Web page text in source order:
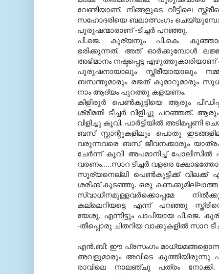
വേണ്ടിയാണ്. നിങ്ങളുടെ വീട്ടിലെ
സഹോദരിയെ ബലാത്സംഗം
പുരുഷന്മാരാണ് -ടീച്ചര്‍ പറഞ്ഞു.
പി.ജെ. കുര്യനും പി.കെ.
ഭരിക്കുന്നത്. അത് ഓര്‍ക്കുമ്പോള്‍
അഭിമാനം നഷ്ടപ്പെട്ട
പുരുഷനായാലും സ്ത്രീയായാലും
ബസന്തുമാരും രജത് കുമാറുമാരും
നാം ആദ്യം പുറത്തു കളയണം.
കിളിരൂര്‍ പെണ്‍കുട്ടിയെ ആരും
ശ്രീമതി ടീച്ചര്‍ വിളിച്ചു പറഞ്ഞത്.
വിളിച്ചു കൂവി. പാര്‍ട്ടിയില്‍
ബസ് സ്റ്റാന്റുകളിലും പൊതു
വരുന്നവരെ ബസ് ജീവനക്കാരും
ചേര്‍ന്ന് കൂവി അപമാനിച്ച് പോലീസില്‍
വരണം.....സാറ ടീച്ചര്‍ വളരെ
സൂര്യനെല്ലി പെണ്‍കുട്ടിക്ക് വിലക്ക്
ശരിക്ക് കുടഞ്ഞു. ഒരു
സ്വാധീനമുള്ളവര്‍ക്കൊപ്പമേ
കല്ലെറിയട്ടെ എന്ന് പറഞ്ഞു
യേശു. എന്നിട്ടും പാപിയായ പി.ജെ.
-തീപ്പൊരു ചിതറിയ വാക്കുകളില്‍ സാറ
എന്‍.ബി: ഈ പ്രസംഗം
അവളുമാരും അവിടെ കുത്തിയിരുന്നു
രാവിലെ നാലഞ്ചു പത്രം